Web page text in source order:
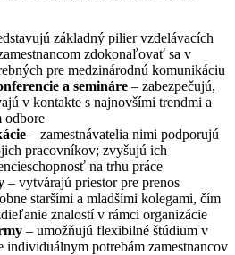
základný pilier vzdelávacích
zdokonaľovať sa v
pre medzinárodnú komunikáciu
a semináre – zabezpečujú,
v kontakte s najnovšími trendmi a
odbore
– zamestnávatelia nimi podporujú
pracovníkov; zvyšujú ich
na trhu práce
– vytvárajú priestor pre prenos
staršími a mladšími kolegami, čím
znalostí v rámci organizácie
– umožňujú flexibilné štúdium v
individuálnym potrebám zamestnancov